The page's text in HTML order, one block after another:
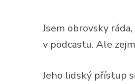
Jsem obrovsky
v podcastu. Ale
Jeho lidský přístup